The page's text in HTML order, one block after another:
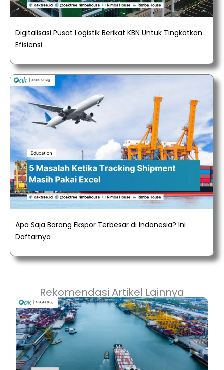
Digitalisasi Pusat Logistik Berikat KBN Untuk Tingkatkan
Efisiensi
Apa Saja Barang Ekspor Terbesar di Indonesia? Ini
Daftarnya
Rekomendasi Artikel Lainnya